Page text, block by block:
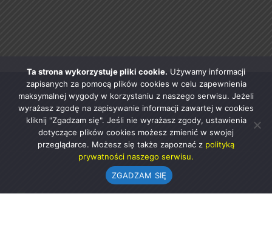
Ta strona wykorzystuje pliki cookie. Używamy informacji
zapisanych za pomocą plików cookies w celu zapewnienia
maksymalnej wygody w korzystaniu z naszego serwisu. Jeżeli
wyrażasz zgodę na zapisywanie informacji zawartej w cookies
kliknij "Zgadzam się". Jeśli nie wyrażasz zgody, ustawienia
dotyczące plików cookies możesz zmienić w swojej
przeglądarce. Możesz się także zapoznać z polityką
prywatności naszego serwisu.
ZGADZAM SIĘ